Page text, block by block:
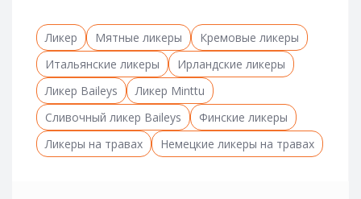
Ликер Мятные ликеры
Кремовые ликеры
Итальянские ликеры
Ирландские ликеры
Ликер Baileys
Ликер Minttu
Сливочный ликер Baileys
Финские ликеры
Ликеры на травах
Немецкие ликеры на травах